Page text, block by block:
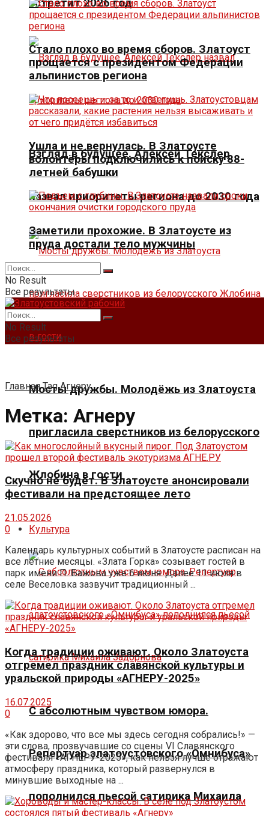
встретит 2026 год
Взгляд в будущее. Алексей Текслер
назвал приоритеты региона до 2030 года
Мосты дружбы. Молодёжь из Златоуста
пригласила сверстников из белорусского
Жлобина в гости
Культура
С абсолютным чувством юмора.
Репертуар златоустовского «Омнибуса»
пополнился пьесой сатирика Михаила
Стало плохо во время сборов. Златоуст
прощается с президентом Федерации
альпинистов региона
Ушла и не вернулась. В Златоусте
волонтёры подключились к поиску 88-
летней бабушки
Заметили прохожие. В Златоусте из
пруда достали тело мужчины
No Result
Все результаты
No Result
Все результаты
Главная Tag Агнеру
Метка: Агнеру
Скучно не будет. В Златоусте анонсировали
фестивали на предстоящее лето
21.05.2026
0
Календарь культурных событий в Златоусте расписан на
все летние месяцы. «Злата Горка» созывает гостей в
парк имени П. Бажова уже 6 июня. Далее 11 июля в
селе Веселовка зазвучит традиционный ...
Когда традиции оживают. Около Златоуста
отгремел праздник славянской культуры и
уральской природы «АГНЕРУ-2025»
16.07.2025
0
«Как здорово, что все мы здесь сегодня собрались!» —
эти слова, прозвучавшие со сцены VI Славянского
фестиваля «АГНЕРУ-2025», как нельзя лучше отражают
атмосферу праздника, который развернулся в
минувшие выходные на ...